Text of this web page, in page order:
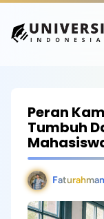
Peran
Tumbuh
Faturahman